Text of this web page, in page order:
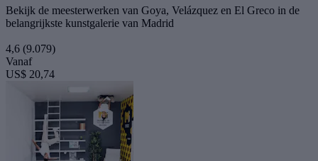
Bekijk de meesterwerken van Goya, Velázquez en El Greco in de
belangrijkste kunstgalerie van Madrid
4,6 (9.079)
Vanaf
US$ 20,74